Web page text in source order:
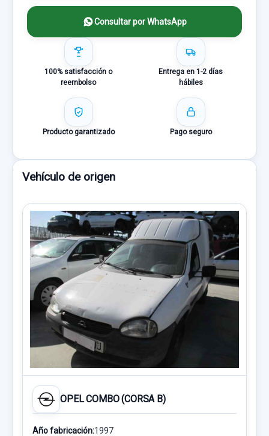
Consultar por WhatsApp
100% satisfacción o
reembolso
Entrega en 1-2 días
hábiles
Producto garantizado Pago seguro
Vehículo de origen
OPEL COMBO (CORSA B)
Año fabricación:1997